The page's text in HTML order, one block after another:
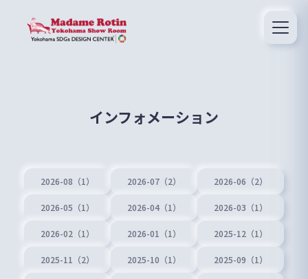
インフォメーション
2026-08（1） 2026-07（2） 2026-06（2）
2026-05（1） 2026-04（1） 2026-03（1）
2026-02（1） 2026-01（1） 2025-12（1）
2025-11（2） 2025-10（1） 2025-09（1）